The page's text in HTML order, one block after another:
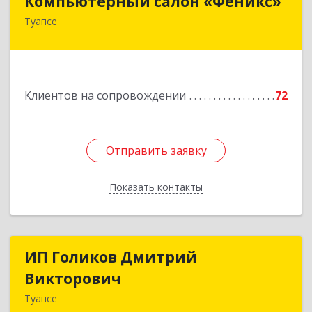
Туапсе
Клиентов на сопровождении 72
Отправить заявку
Показать контакты
352800, Краснодарский край, Туапсинский р-н,
Отправить заявку
Назад
ИП Голиков Дмитрий
Викторович
Туапсе
ИП Голиков Дмитрий